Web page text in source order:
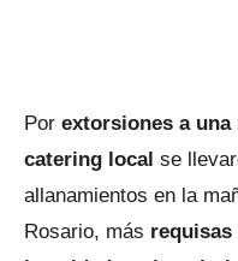
Por extorsiones a una
catering local se
allanamientos en la
Rosario, más requisas